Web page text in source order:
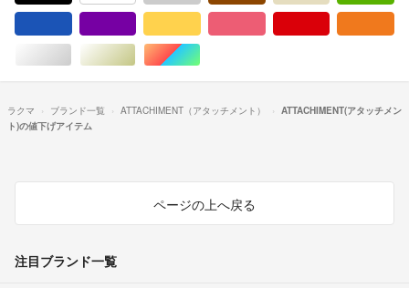
シルバー/銀色系ゴールド/金色系マルチカラー
ラクマ ブランド一覧 ATTACHIMENT（アタッチメント）
ATTACHIMENT(アタッチメン
ト)の値下げアイテム
ページの上へ戻る
注目ブランド一覧